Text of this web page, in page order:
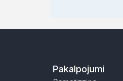
Pakalpojumi